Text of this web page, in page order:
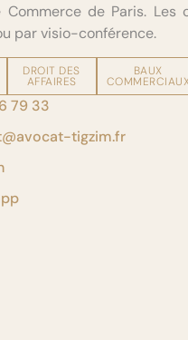
Commerce de Paris. Les
par visio-conférence.
DROIT DES
AFFAIRES
BAUX
COMMERCIAUX
79 33
tigzim.fr